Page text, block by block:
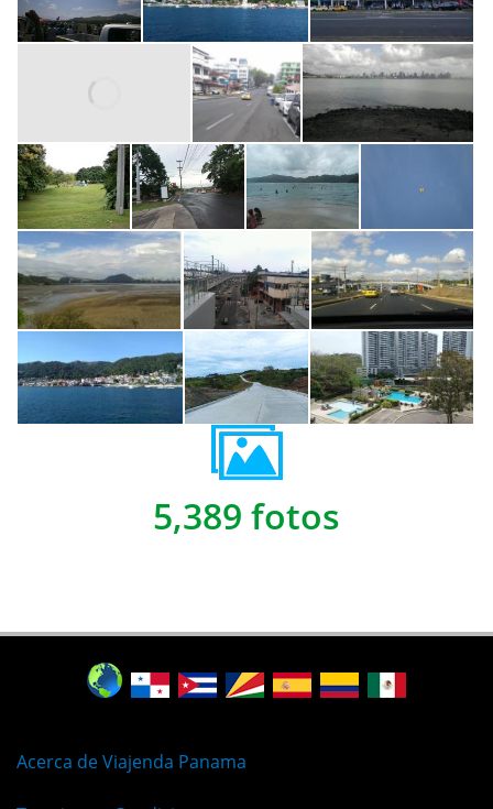
5,389 fotos
Acerca de Viajenda Panama